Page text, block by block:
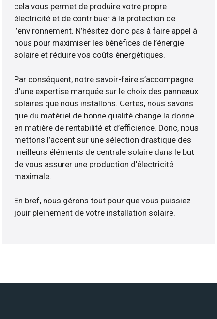
cela vous permet de produire votre propre
électricité et de contribuer à la protection de
l’environnement. N’hésitez donc pas à faire appel à
nous pour maximiser les bénéfices de l’énergie
solaire et réduire vos coûts énergétiques.
Par conséquent, notre savoir-faire s’accompagne
d’une expertise marquée sur le choix des panneaux
solaires que nous installons. Certes, nous savons
que du matériel de bonne qualité change la donne
en matière de rentabilité et d’efficience. Donc, nous
mettons l’accent sur une sélection drastique des
meilleurs éléments de centrale solaire dans le but
de vous assurer une production d’électricité
maximale.
En bref, nous gérons tout pour que vous puissiez
jouir pleinement de votre installation solaire.